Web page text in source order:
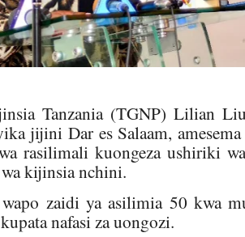
Tanzania (TGNP) Lilian
jijini Dar es Salaam,
rasilimali kuongeza ushiriki
kijinsia nchini.
wapo zaidi ya asilimia 50 kwa
nafasi za uongozi.